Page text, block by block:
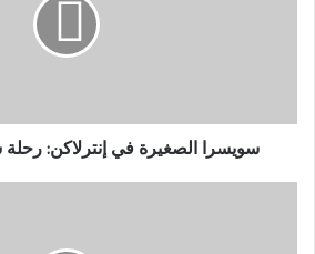
سويسرا الصغيرة في إنترلاكن: رحلة